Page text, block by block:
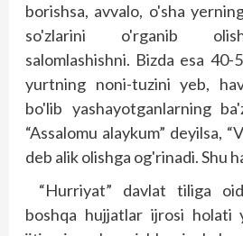
borishsa, avvalo, o'sha
so'zlarini o'rganib
salomlashishni. Bizda esa
yurtning noni-tuzini yeb,
bo'lib yashayotganlarning
“Assalomu alaykum” deyilsa,
deb alik olishga og'rinadi. Shu
“Hurriyat” davlat tiliga
boshqa hujjatlar ijrosi holati